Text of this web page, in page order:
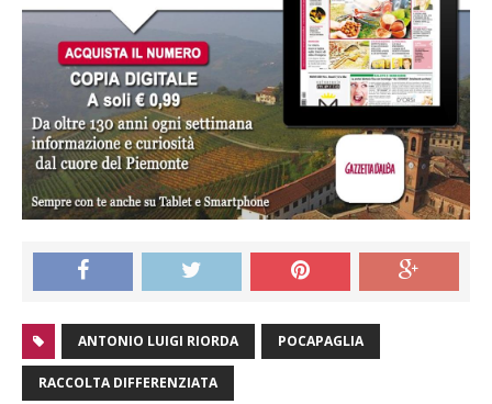
ANTONIO LUIGI RIORDA POCAPAGLIA
RACCOLTA DIFFERENZIATA